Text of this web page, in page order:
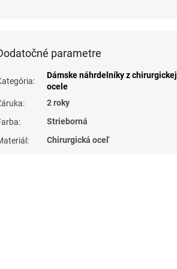
parametre
:
Dámske náhrdelníky z chirurgickej
ocele
:
2 roky
:
Strieborná
: Chirurgická oceľ